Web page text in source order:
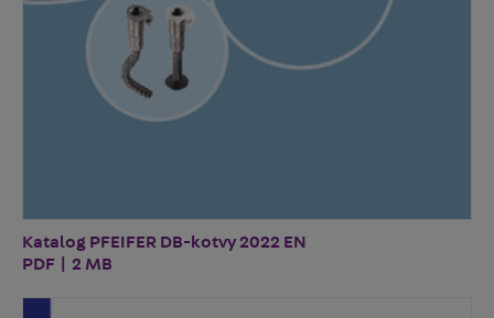
Katalog PFEIFER DB-kotvy 2022 EN
PDF | 2 MB